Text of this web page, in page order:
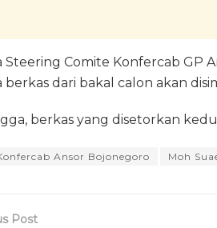
Steering Comite Konfercab GP
berkas dari bakal calon akan
berkas yang disetorkan
Ansor Bojonegoro Moh
Post